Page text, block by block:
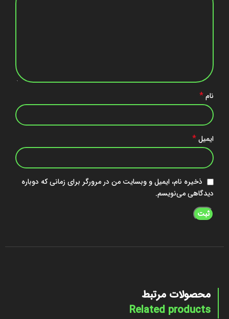
نام*
ایمیل*
ذخیره نام، ایمیل و وبسایت من در مرورگر برای زمانی که دوباره
دیدگاهی می‌نویسم.
محصولات مرتبط
Related products